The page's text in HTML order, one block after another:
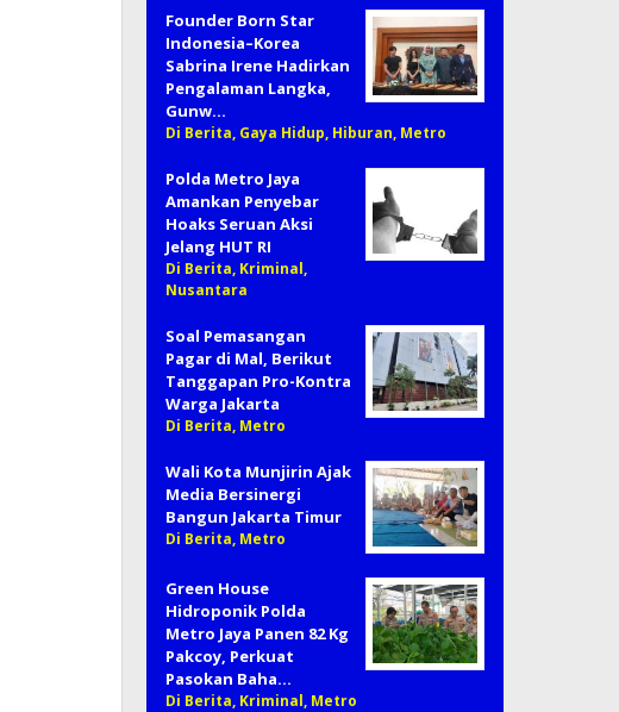
Founder Born Star
Indonesia–Korea
Sabrina Irene Hadirkan
Pengalaman Langka,
Gunw…
Di Berita, Gaya Hidup, Hiburan, Metro
Polda Metro Jaya
Amankan Penyebar
Hoaks Seruan Aksi
Jelang HUT RI
Di Berita, Kriminal,
Nusantara
Soal Pemasangan
Pagar di Mal, Berikut
Tanggapan Pro-Kontra
Warga Jakarta
Di Berita, Metro
Wali Kota Munjirin Ajak
Media Bersinergi
Bangun Jakarta Timur
Di Berita, Metro
Green House
Hidroponik Polda
Metro Jaya Panen 82 Kg
Pakcoy, Perkuat
Pasokan Baha…
Di Berita, Kriminal, Metro